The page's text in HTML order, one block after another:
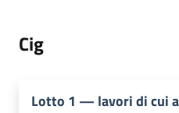
Cig
Lotto 1 — lavori di cui